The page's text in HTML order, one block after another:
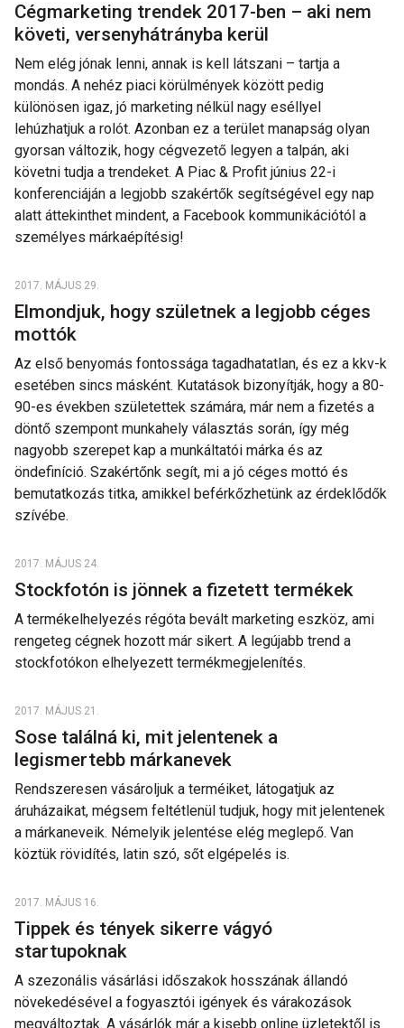
Cégmarketing trendek 2017-ben – aki nem
követi, versenyhátrányba kerül
Nem elég jónak lenni, annak is kell látszani – tartja a
mondás. A nehéz piaci körülmények között pedig
különösen igaz, jó marketing nélkül nagy eséllyel
lehúzhatjuk a rolót. Azonban ez a terület manapság olyan
gyorsan változik, hogy cégvezető legyen a talpán, aki
követni tudja a trendeket. A Piac & Profit június 22-i
konferenciáján a legjobb szakértők segítségével egy nap
alatt áttekinthet mindent, a Facebook kommunikációtól a
személyes márkaépítésig!
2017. MÁJUS 29.
Elmondjuk, hogy születnek a legjobb céges
mottók
Az első benyomás fontossága tagadhatatlan, és ez a kkv-k
esetében sincs másként. Kutatások bizonyítják, hogy a 80-
90-es években születettek számára, már nem a fizetés a
döntő szempont munkahely választás során, így még
nagyobb szerepet kap a munkáltatói márka és az
öndefiníció. Szakértőnk segít, mi a jó céges mottó és
bemutatkozás titka, amikkel beférkőzhetünk az érdeklődők
szívébe.
2017. MÁJUS 24.
Stockfotón is jönnek a fizetett termékek
A termékelhelyezés régóta bevált marketing eszköz, ami
rengeteg cégnek hozott már sikert. A legújabb trend a
stockfotókon elhelyezett termékmegjelenítés.
2017. MÁJUS 21.
Sose találná ki, mit jelentenek a
legismertebb márkanevek
Rendszeresen vásároljuk a terméiket, látogatjuk az
áruházaikat, mégsem feltétlenül tudjuk, hogy mit jelentenek
a márkaneveik. Némelyik jelentése elég meglepő. Van
köztük rövidítés, latin szó, sőt elgépelés is.
2017. MÁJUS 16.
Tippek és tények sikerre vágyó
startupoknak
A szezonális vásárlási időszakok hosszának állandó
növekedésével a fogyasztói igények és várakozások
megváltoztak. A vásárlók már a kisebb online üzletektől is